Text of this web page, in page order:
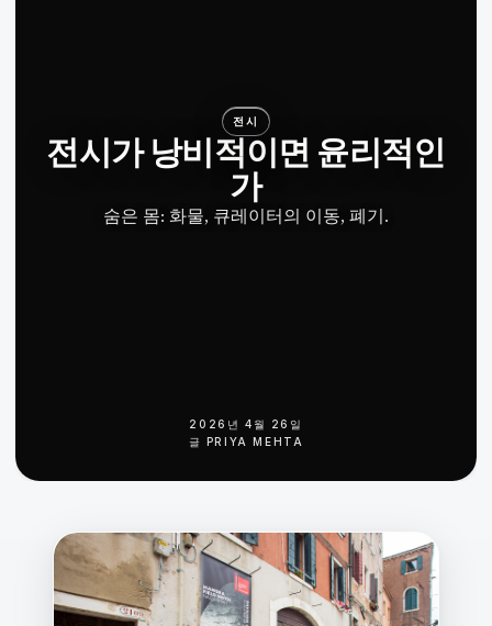
전시
전시가 낭비적이면 윤리적인
가
숨은 몸: 화물, 큐레이터의 이동, 폐기.
2026년 4월 26일
글 PRIYA MEHTA